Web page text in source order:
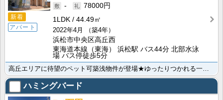
新着
アパート
-
78000円
1LDK
44.49㎡
2022年4月
（築4年）
浜松市中央区高丘西
東海道本線（東海） 浜松駅 バス44分 北部水泳
場 バス停徒歩5分
ハミングバード